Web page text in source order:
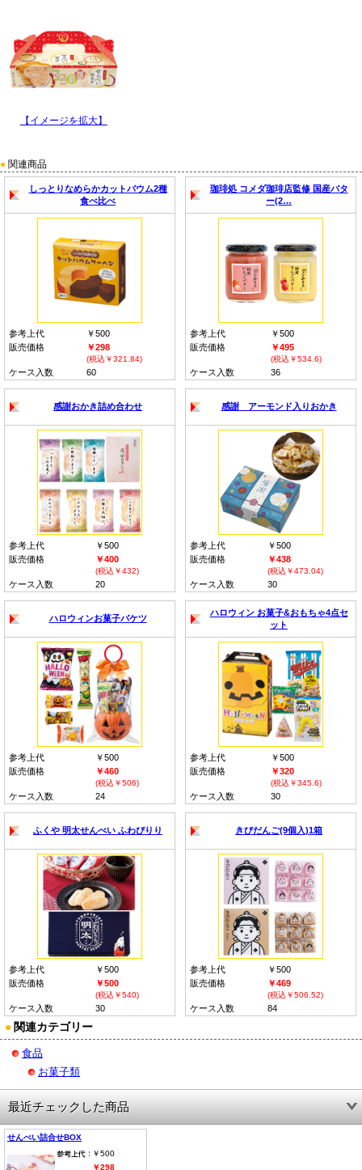
【イメージを拡大】
● 関連商品
しっとりなめらかカットバウム2種
食べ比べ
参考上代
￥500
販売価格
￥298
(税込￥321.84)
ケース入数 60
珈琲処 コメダ珈琲店監修 国産バタ
ー(2…
参考上代
￥500
販売価格
￥495
(税込￥534.6)
ケース入数 36
感謝おかき詰め合わせ
参考上代
￥500
販売価格
￥400
(税込￥432)
ケース入数 20
感謝 アーモンド入りおかき
参考上代
￥500
販売価格
￥438
(税込￥473.04)
ケース入数 30
ハロウィンお菓子バケツ
参考上代
￥500
販売価格
￥460
(税込￥506)
ケース入数 24
ハロウィン お菓子&おもちゃ4点セ
ット
参考上代
￥500
販売価格
￥320
(税込￥345.6)
ケース入数 30
ふくや 明太せんべい ふわぴりり
参考上代
￥500
販売価格
￥500
(税込￥540)
ケース入数 30
きびだんご(9個入)1箱
参考上代
￥500
販売価格
￥469
(税込￥506.52)
ケース入数 84
● 関連カテゴリー
食品
お菓子類
最近チェックした商品
せんべい詰合せBOX
￥500
￥298